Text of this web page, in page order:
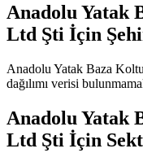
Anadolu Yatak
Ltd Şti İçin
Anadolu Yatak Baza
dağılımı verisi
Anadolu Yatak
Ltd Şti İçin